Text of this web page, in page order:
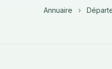
Annuaire ›